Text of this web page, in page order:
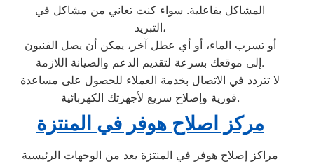
المشاكل بفاعلية. سواء كنت تعاني من مشاكل في
التبريد،
أو تسرب الماء، أو أي عطل آخر، يمكن أن يصل الفنيون
إلى موقعك بسرعة لتقديم الدعم والصيانة اللازمة.
لا تتردد في الاتصال بخدمة العملاء للحصول على مساعدة
فورية وإصلاح سريع لأجهزتك الكهربائية.
مركز اصلاح هوفر في المنتزة
مراكز إصلاح هوفر في المنتزة يعد من الوجهات الرئيسية